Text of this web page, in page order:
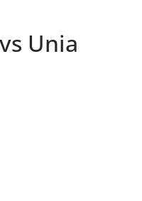
Unia